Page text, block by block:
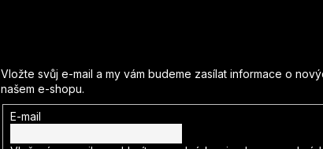
Vložte svůj e-mail a my vám budeme zasílat informace o
našem e-shopu.
E-mail